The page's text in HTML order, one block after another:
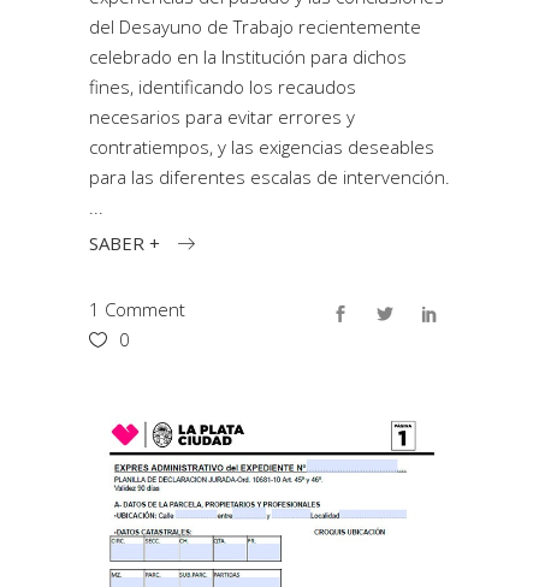
del Desayuno de Trabajo recientemente
celebrado en la Institución para dichos
fines, identificando los recaudos
necesarios para evitar errores y
contratiempos, y las exigencias deseables
para las diferentes escalas de intervención.
SABER +
1 Comment
0